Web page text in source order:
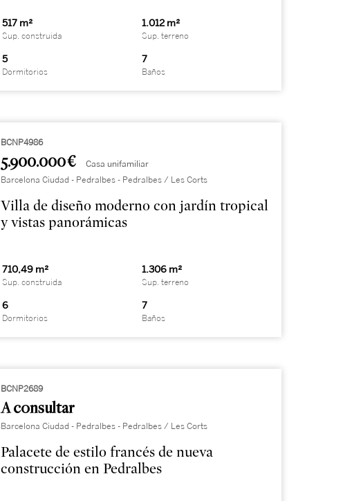
517 m²
Sup. construida
1.012 m²
Sup. terreno
5
Dormitorios
7
Baños
BCNP4986
5.900.000 € Casa unifamiliar
Barcelona Ciudad - Pedralbes - Pedralbes / Les Corts
Villa de diseño moderno con jardín tropical
y vistas panorámicas
710,49 m²
Sup. construida
1.306 m²
Sup. terreno
6
Dormitorios
7
Baños
BCNP2689
A consultar
Barcelona Ciudad - Pedralbes - Pedralbes / Les Corts
Palacete de estilo francés de nueva
construcción en Pedralbes